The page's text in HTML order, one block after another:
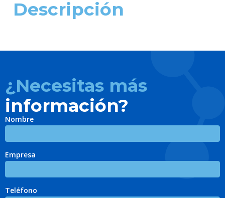
Descripción
¿Necesitas más
información?
Nombre
Empresa
Teléfono